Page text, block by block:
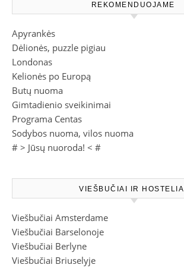
REKOMENDUOJAME
Apyrankės
Dėlionės, puzzle pigiau
Londonas
Kelionės po Europą
Butų nuoma
Gimtadienio sveikinimai
Programa Centas
Sodybos nuoma, vilos nuoma
# > Jūsų nuoroda! < #
VIEŠBUČIAI IR HOSTELIAI
Viešbučiai Amsterdame
Viešbučiai Barselonoje
Viešbučiai Berlyne
Viešbučiai Briuselyje